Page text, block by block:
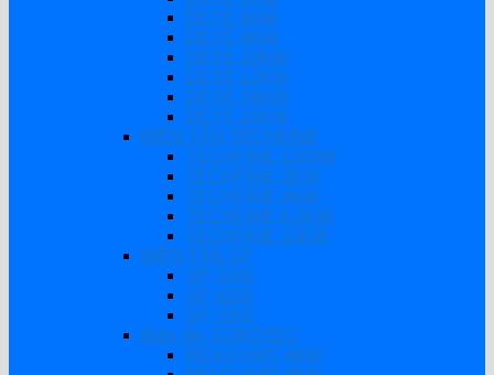
DEYE 6KW
DEYE 8KW
DEYE 10KW
DEYE 12KW
DEYE 16KW
DEYE 20KW
BIẾN TẦN TECHFINE
TECHFINE 1200W
TECHFINE 3KW
TECHFINE 4KW
TECHFINE 6.2KW
TECHFINE 11KW
BIẾN TẦN SP
SP 3200
SP 4200
SP 7000
Biến tần SOROTEC
REVO HMT 4KW